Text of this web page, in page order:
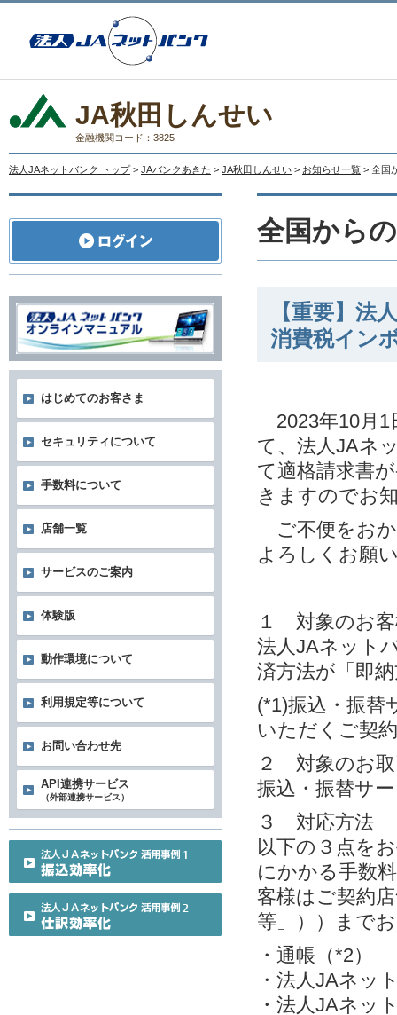
JA秋田しんせい
金融機関コード：3825
法人JAネットバンク トップ > JAバンクあきた > JA秋田しんせい > お知らせ一覧 > 全国
全国から
【重要】法
消費税イン
2023年10月1
て、法人JAネ
て適格請求書
きますのでお
ご不便をお
よろしくお願
１ 対象のお
法人JAネット
済方法が「即
(*1)振込・振替
いただくご契
２ 対象のお
振込・振替サ
３ 対応方法
以下の３点を
にかかる手数
客様はご契約
等」））まで
・通帳（*2）
・法人JAネッ
・法人JAネッ
はじめてのお客さま
セキュリティについて
手数料について
店舗一覧
サービスのご案内
体験版
動作環境について
利用規定等について
お問い合わせ先
API連携サービス
（外部連携サービス）